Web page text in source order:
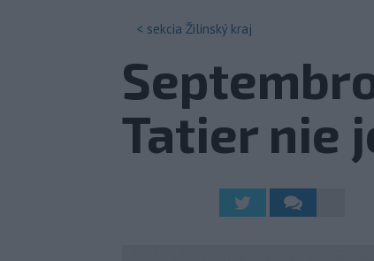
< sekcia Žilinský kraj
Tatier nie